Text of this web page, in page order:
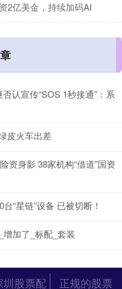
2亿美金，持续加码AI
认宣传“SOS 1秒接通”：系
皮火车出差
资身影 38家机构“借道”国资
“星链”设备 已被切断！
加了_标配_套装
圳股票配 正规的股票